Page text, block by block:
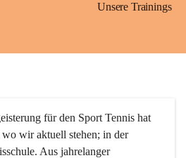
Unsere Trainings
für den Sport Tennis hat
wir aktuell stehen; in der
Aus jahrelanger